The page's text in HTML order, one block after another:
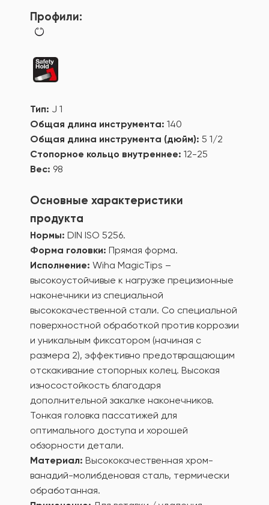
Профили:
Тип: J 1
Общая длина инструмента: 140
Общая длина инструмента (дюйм): 5 1/2
Стопорное кольцо внутреннее: 12-25
Вес: 98
Основные характеристики
продукта
Нормы: DIN ISO 5256.
Форма головки: Прямая форма.
Исполнение: Wiha MagicTips –
высокоустойчивые к нагрузке прецизионные
наконечники из специальной
высококачественной стали. Со специальной
поверхностной обработкой против коррозии
и уникальным фиксатором (начиная с
размера 2), эффективно предотвращающим
отскакивание стопорных колец. Высокая
износостойкость благодаря
дополнительной закалке наконечников.
Тонкая головка пассатижей для
оптимального доступа и хорошей
обзорности детали.
Материал: Высококачественная хром-
ванадий-молибденовая сталь, термически
обработанная.